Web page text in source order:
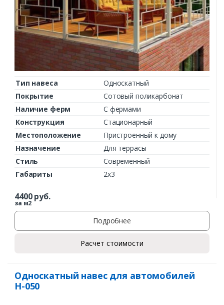
Тип навеса
Односкатный
Покрытие
Сотовый поликарбонат
Наличие ферм
С фермами
Конструкция
Стационарный
Местоположение
Пристроенный к дому
Назначение
Для террасы
Стиль
Современный
Габариты
2х3
4400руб.
за м2
Подробнее
Расчет стоимости
Односкатный навес для автомобилей
Н-050